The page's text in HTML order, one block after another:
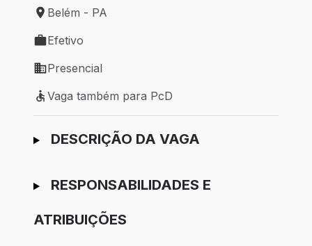
Local de trabalho: Belém - PA
Belém - PA
Tipo de vaga: Efetivo
Efetivo
Modelo de trabalho: Presencial
Presencial
Vaga também para PcD
Vaga também para PcD
Ir para candidatura
DESCRIÇÃO DA VAGA
RESPONSABILIDADES E
ATRIBUIÇÕES